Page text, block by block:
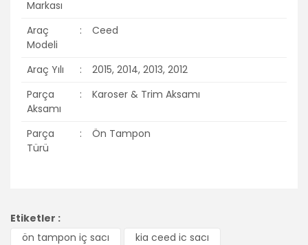
Markası
Araç
Modeli
: Ceed
Araç Yılı :
2015, 2014, 2013, 2012
Parça
Aksamı
: Karoser & Trim Aksamı
Parça
Türü
: Ön Tampon
kullanarak tarafımıza iletebilirsiniz.
Görüş ve önerileriniz için teşekkür ederiz.
Etiketler :
ön tampon iç sacı
kia ceed ic sacı